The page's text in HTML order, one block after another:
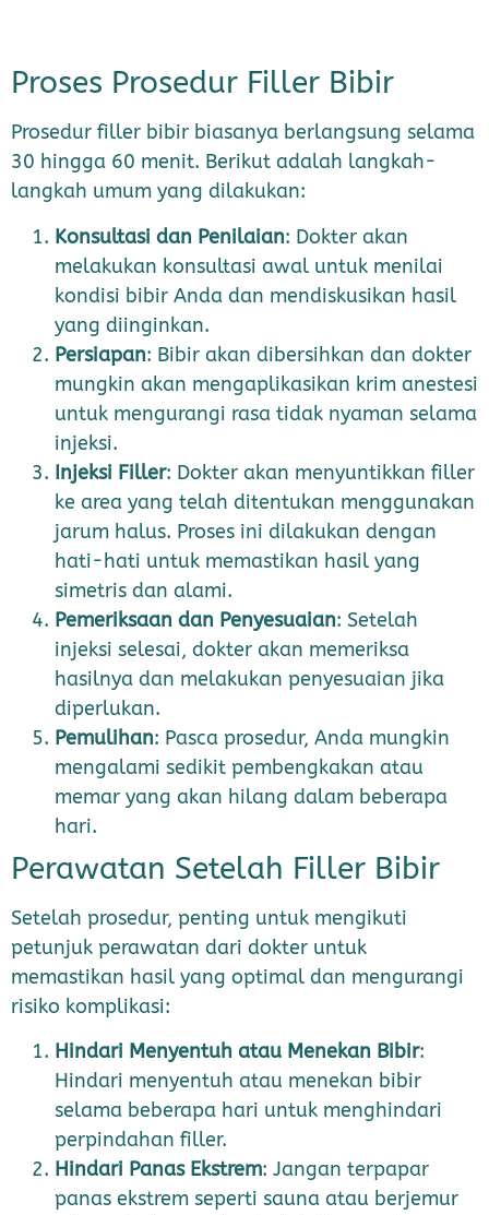
Proses Prosedur Filler Bibir
Prosedur filler bibir biasanya berlangsung selama
30 hingga 60 menit. Berikut adalah langkah-
langkah umum yang dilakukan:
Konsultasi dan Penilaian: Dokter akan
melakukan konsultasi awal untuk menilai
kondisi bibir Anda dan mendiskusikan hasil
yang diinginkan.
Persiapan: Bibir akan dibersihkan dan dokter
mungkin akan mengaplikasikan krim anestesi
untuk mengurangi rasa tidak nyaman selama
injeksi.
Injeksi Filler: Dokter akan menyuntikkan filler
ke area yang telah ditentukan menggunakan
jarum halus. Proses ini dilakukan dengan
hati-hati untuk memastikan hasil yang
simetris dan alami.
Pemeriksaan dan Penyesuaian: Setelah
injeksi selesai, dokter akan memeriksa
hasilnya dan melakukan penyesuaian jika
diperlukan.
Pemulihan: Pasca prosedur, Anda mungkin
mengalami sedikit pembengkakan atau
memar yang akan hilang dalam beberapa
hari.
Perawatan Setelah Filler Bibir
Setelah prosedur, penting untuk mengikuti
petunjuk perawatan dari dokter untuk
memastikan hasil yang optimal dan mengurangi
risiko komplikasi:
Hindari Menyentuh atau Menekan Bibir:
Hindari menyentuh atau menekan bibir
selama beberapa hari untuk menghindari
perpindahan filler.
Hindari Panas Ekstrem: Jangan terpapar
panas ekstrem seperti sauna atau berjemur